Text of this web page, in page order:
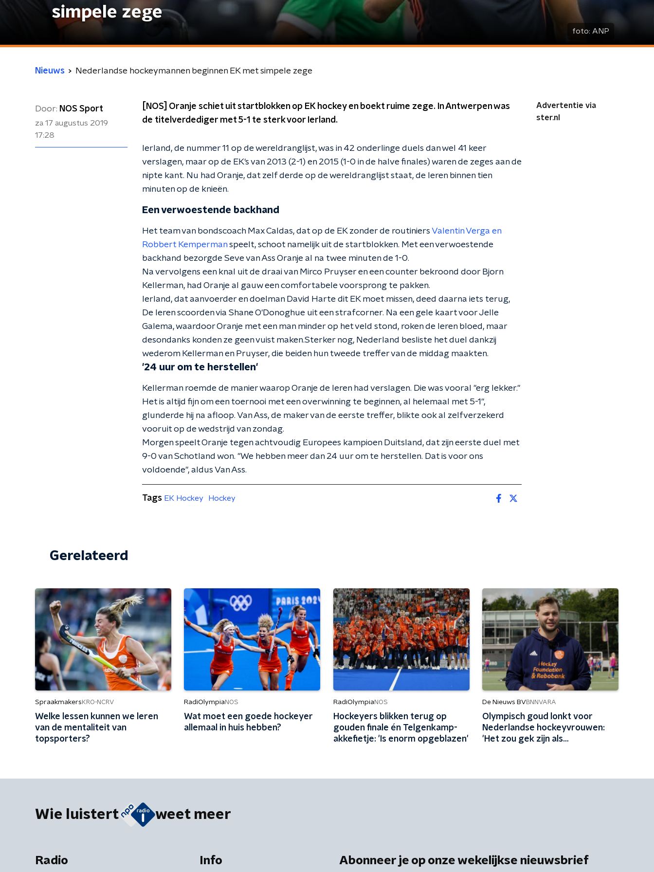
simpele zege
foto: ANP
Nieuws Nederlandse hockeymannen beginnen EK met simpele zege
Door: NOS Sport
za 17 augustus 2019
17:28
[NOS] Oranje schiet uit startblokken op EK hockey en boekt ruime zege. In Antwerpen was
de titelverdediger met 5-1 te sterk voor Ierland.
Ierland, de nummer 11 op de wereldranglijst, was in 42 onderlinge duels dan wel 41 keer
verslagen, maar op de EK's van 2013 (2-1) en 2015 (1-0 in de halve finales) waren de zeges aan de
nipte kant. Nu had Oranje, dat zelf derde op de wereldranglijst staat, de Ieren binnen tien
minuten op de knieën.
Een verwoestende backhand
Het team van bondscoach Max Caldas, dat op de EK zonder de routiniers Valentin Verga en
Robbert Kemperman speelt, schoot namelijk uit de startblokken. Met een verwoestende
backhand bezorgde Seve van Ass Oranje al na twee minuten de 1-0.
Na vervolgens een knal uit de draai van Mirco Pruyser en een counter bekroond door Bjorn
Kellerman, had Oranje al gauw een comfortabele voorsprong te pakken.
Ierland, dat aanvoerder en doelman David Harte dit EK moet missen, deed daarna iets terug,
De Ieren scoorden via Shane O'Donoghue uit een strafcorner. Na een gele kaart voor Jelle
Galema, waardoor Oranje met een man minder op het veld stond, roken de Ieren bloed, maar
desondanks konden ze geen vuist maken.Sterker nog, Nederland besliste het duel dankzij
wederom Kellerman en Pruyser, die beiden hun tweede treffer van de middag maakten.
'24 uur om te herstellen'
Kellerman roemde de manier waarop Oranje de Ieren had verslagen. Die was vooral "erg lekker."
Het is altijd fijn om een toernooi met een overwinning te beginnen, al helemaal met 5-1",
glunderde hij na afloop. Van Ass, de maker van de eerste treffer, blikte ook al zelfverzekerd
vooruit op de wedstrijd van zondag.
Morgen speelt Oranje tegen achtvoudig Europees kampioen Duitsland, dat zijn eerste duel met
9-0 van Schotland won. "We hebben meer dan 24 uur om te herstellen. Dat is voor ons
voldoende", aldus Van Ass.
Advertentie via
ster.nl
Tags EK Hockey Hockey
Gerelateerd
Spraakmakers KRO-NCRV
Welke lessen kunnen we leren
van de mentaliteit van
topsporters?
RadiOlympiaNOS
Wat moet een goede hockeyer
allemaal in huis hebben?
RadiOlympiaNOS
Hockeyers blikken terug op
gouden finale én Telgenkamp-
akkefietje: 'Is enorm opgeblazen'
De Nieuws BVBNNVARA
Olympisch goud lonkt voor
Nederlandse hockeyvrouwen:
'Het zou gek zijn als
Wie luistert weet meer
Radio Info Abonneer je op onze wekelijkse nieuwsbrief